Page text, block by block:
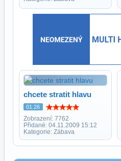
chcete stratit hlavu
01:26
Zobrazení: 7762
Přidané: 04.11.2009 15:12
Kategorie: Zábava